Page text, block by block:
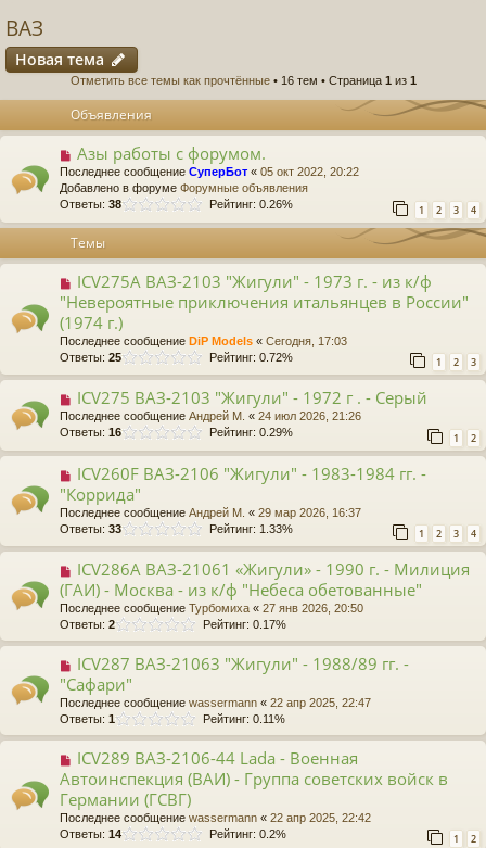
ВАЗ
Новая тема
Отметить все темы как прочтённые• 16 тем • Страница 1из 1
Объявления
Азы работы с форумом.
Последнее сообщение СуперБот « 05 окт 2022, 20:22
Добавлено в форуме Форумные объявления
Ответы: 38 1 2 3 4
Рейтинг: 0.26%
Темы
ICV275A ВАЗ-2103 "Жигули" - 1973 г. - из к/ф
"Невероятные приключения итальянцев в России"
(1974 г.)
Последнее сообщение DiP Models « Сегодня, 17:03
Ответы: 25 1 2 3
Рейтинг: 0.72%
ICV275 ВАЗ-2103 "Жигули" - 1972 г . - Серый
Последнее сообщение Андрей М. « 24 июл 2026, 21:26
Ответы: 16 1 2
Рейтинг: 0.29%
ICV260F ВАЗ-2106 "Жигули" - 1983-1984 гг. -
"Коррида"
Последнее сообщение Андрей М. « 29 мар 2026, 16:37
Ответы: 33 1 2 3 4
Рейтинг: 1.33%
ICV286A ВАЗ-21061 «Жигули» - 1990 г. - Милиция
(ГАИ) - Москва - из к/ф "Небеса обетованные"
Последнее сообщение Турбомиха « 27 янв 2026, 20:50
Ответы: 2 Рейтинг: 0.17%
ICV287 ВАЗ-21063 "Жигули" - 1988/89 гг. -
"Сафари"
Последнее сообщение wassermann « 22 апр 2025, 22:47
Ответы: 1 Рейтинг: 0.11%
ICV289 ВАЗ-2106-44 Lada - Военная
Автоинспекция (ВАИ) - Группа советских войск в
Германии (ГСВГ)
Последнее сообщение wassermann « 22 апр 2025, 22:42
Ответы: 14 1 2
Рейтинг: 0.2%